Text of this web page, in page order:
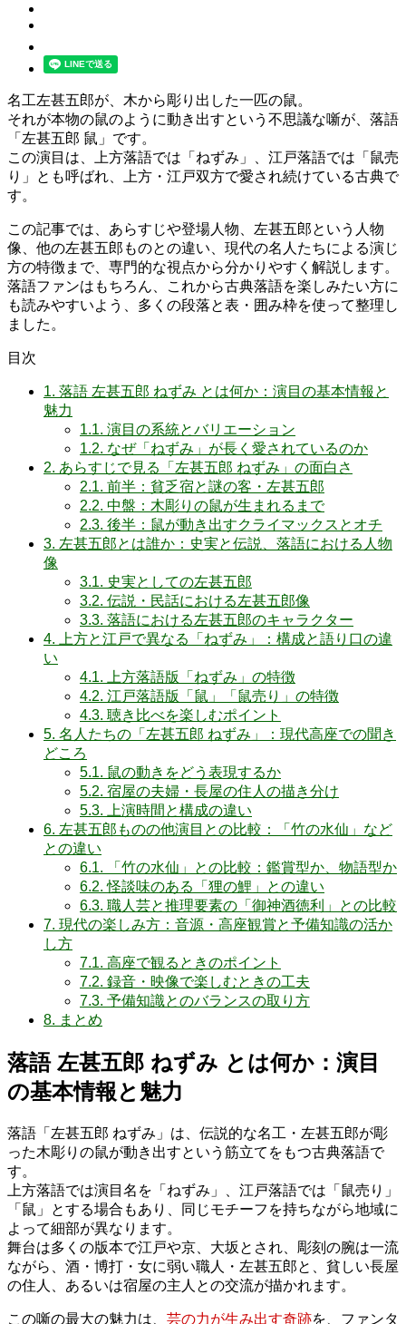
名工左甚五郎が、木から彫り出した一匹の鼠。
それが本物の鼠のように動き出すという不思議な噺が、落語
「左甚五郎 鼠」です。
この演目は、上方落語では「ねずみ」、江戸落語では「鼠売
り」とも呼ばれ、上方・江戸双方で愛され続けている古典で
す。
この記事では、あらすじや登場人物、左甚五郎という人物
像、他の左甚五郎ものとの違い、現代の名人たちによる演じ
方の特徴まで、専門的な視点から分かりやすく解説します。
落語ファンはもちろん、これから古典落語を楽しみたい方に
も読みやすいよう、多くの段落と表・囲み枠を使って整理し
ました。
目次
1. 落語 左甚五郎 ねずみ とは何か：演目の基本情報と
魅力
1.1. 演目の系統とバリエーション
1.2. なぜ「ねずみ」が長く愛されているのか
2. あらすじで見る「左甚五郎 ねずみ」の面白さ
2.1. 前半：貧乏宿と謎の客・左甚五郎
2.2. 中盤：木彫りの鼠が生まれるまで
2.3. 後半：鼠が動き出すクライマックスとオチ
3. 左甚五郎とは誰か：史実と伝説、落語における人物
像
3.1. 史実としての左甚五郎
3.2. 伝説・民話における左甚五郎像
3.3. 落語における左甚五郎のキャラクター
4. 上方と江戸で異なる「ねずみ」：構成と語り口の違
い
4.1. 上方落語版「ねずみ」の特徴
4.2. 江戸落語版「鼠」「鼠売り」の特徴
4.3. 聴き比べを楽しむポイント
5. 名人たちの「左甚五郎 ねずみ」：現代高座での聞き
どころ
5.1. 鼠の動きをどう表現するか
5.2. 宿屋の夫婦・長屋の住人の描き分け
5.3. 上演時間と構成の違い
6. 左甚五郎ものの他演目との比較：「竹の水仙」など
との違い
6.1. 「竹の水仙」との比較：鑑賞型か、物語型か
6.2. 怪談味のある「狸の鯉」との違い
6.3. 職人芸と推理要素の「御神酒徳利」との比較
7. 現代の楽しみ方：音源・高座観賞と予備知識の活か
し方
7.1. 高座で観るときのポイント
7.2. 録音・映像で楽しむときの工夫
7.3. 予備知識とのバランスの取り方
8. まとめ
落語 左甚五郎 ねずみ とは何か：演目
の基本情報と魅力
落語「左甚五郎 ねずみ」は、伝説的な名工・左甚五郎が彫
った木彫りの鼠が動き出すという筋立てをもつ古典落語で
す。
上方落語では演目名を「ねずみ」、江戸落語では「鼠売り」
「鼠」とする場合もあり、同じモチーフを持ちながら地域に
よって細部が異なります。
舞台は多くの版本で江戸や京、大坂とされ、彫刻の腕は一流
ながら、酒・博打・女に弱い職人・左甚五郎と、貧しい長屋
の住人、あるいは宿屋の主人との交流が描かれます。
この噺の最大の魅力は、 芸の力が生み出す奇跡を、ファンタ